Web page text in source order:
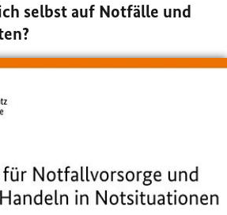
selbst auf Notfälle und